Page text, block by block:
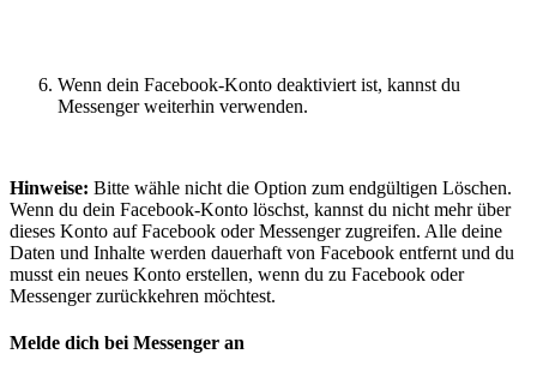
Wenn dein Facebook-Konto deaktiviert ist, kannst du
Messenger weiterhin verwenden.
Hinweise: Bitte wähle nicht die Option zum endgültigen Löschen.
Wenn du dein Facebook-Konto löschst, kannst du nicht mehr über
dieses Konto auf Facebook oder Messenger zugreifen. Alle deine
Daten und Inhalte werden dauerhaft von Facebook entfernt und du
musst ein neues Konto erstellen, wenn du zu Facebook oder
Messenger zurückkehren möchtest.
Melde dich bei Messenger an